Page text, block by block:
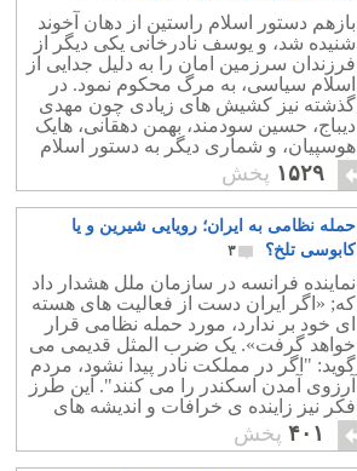
بازهم دستور اسلام راستین از دهان آخوند
شنیده شد، و یوسف نادرخانی یکی دیگر از
فرزندان سرزمین امان را به دلیل جدایی از
اسلام سیاسی، به مرگ محکوم نمود. در
گذشته نیز کشیش های زیادی چون مهدی
دیباج، حسین سودمند، بهمن دهقانی، هایک
هوسپیان، و شماری دیگر به دستور اسلام
ناب محمدی به خاک و خون کشیده شدند.
۱۵۲۹ پخش
حمله نظامی به ایران؛ رویایی شیرین و یا
کابوسی تلخ؟
۳
نماینده فرانسه در سازمان ملل هشدار داد
که; «اگر ایران دست از فعالیت های هسته
ای خود بر ندارد، مورد حمله نظامی قرار
خواهد گرفت». یک ضرب المثل قدیمی می
گوید: "اگر در مملکت نادر پیدا نشود، مردم
آرزوی آمدن اسکندر را می کنند". این طرز
فکر نیز زاینده ی خرافات و اندیشه های
امام زمانی است.
۴۰۱ پخش